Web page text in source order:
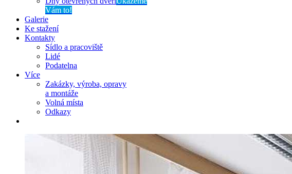
Vám to!
Galerie
Ke stažení
Kontakty
Sídlo a pracoviště
Lidé
Podatelna
Více
Zakázky, výroba, opravy
a montáže
Volná místa
Odkazy